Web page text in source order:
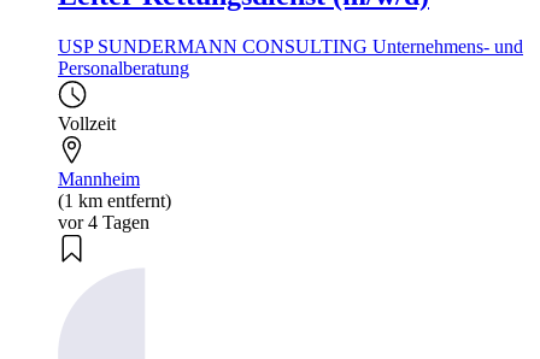
USP SUNDERMANN CONSULTING Unternehmens- und
Personalberatung
Vollzeit
Mannheim
(1 km entfernt)
vor 4 Tagen